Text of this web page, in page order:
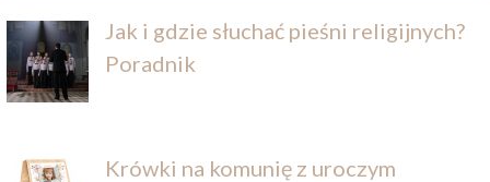
Jak i gdzie słuchać pieśni religijnych?
Poradnik
Krówki na komunię z uroczym